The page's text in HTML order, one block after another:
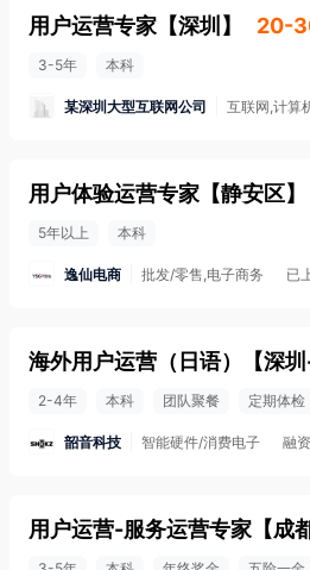
用户运营专家 【深圳 】 20-
3-5年 本科
某深圳大型互联网公司 互联网,计算
用户体验运营专家 【静安区】
5年以上 本科
逸仙电商 批发/零售,电子商务 已
海外用户运营（日语） 【深
2-4年 本科 团队聚餐 定期体检
韶音科技 智能硬件/消费电子 融
用户运营-服务运营专家 【成